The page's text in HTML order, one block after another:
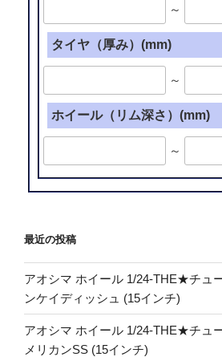
～
タイヤ（厚み）(mm)
～
ホイール（リム深さ）(mm)
～
最近の投稿
アオシマ ホイール 1/24-THE★チュ
ンケイディッシュ (15インチ)
アオシマ ホイール 1/24-THE★チュ
メリカンSS (15インチ)